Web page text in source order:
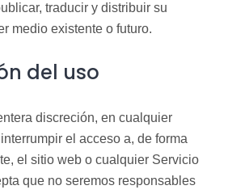
traducir y distribuir su
medio existente o futuro.
del uso
discreción, en cualquier
el acceso a, de forma
el sitio web o cualquier Servicio
que no seremos responsables